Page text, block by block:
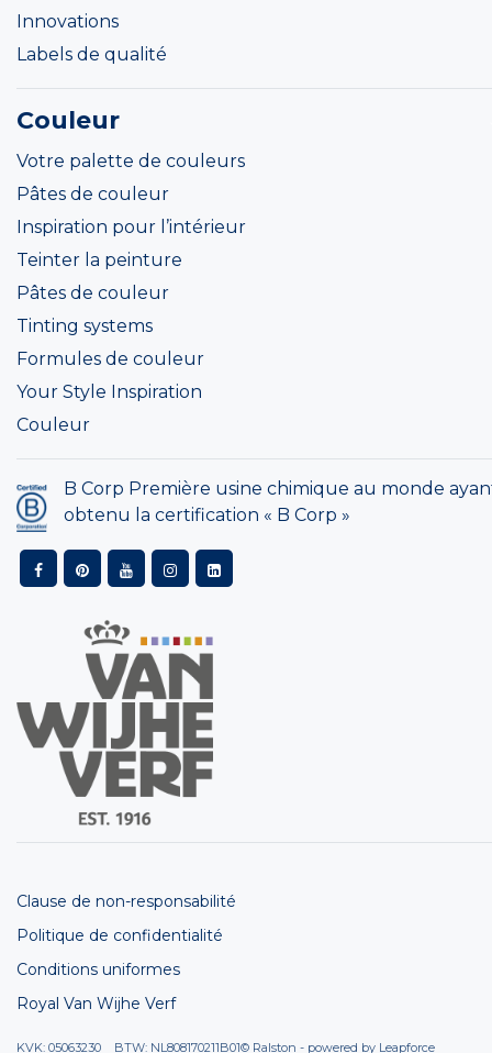
Innovations
Labels de qualité
Couleur
Votre palette de couleurs
Pâtes de couleur
Inspiration pour l’intérieur
Teinter la peinture
Pâtes de couleur
Tinting systems
Formules de couleur
Your Style Inspiration
Couleur
B Corp Première usine chimique au monde
obtenu la certification « B Corp »
Clause de non-responsabilité
Politique de confidentialité
Conditions uniformes
Royal Van Wijhe Verf
KVK: 05063230 BTW: NL808170211B01© Ralston - powered by Leapforce